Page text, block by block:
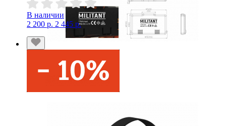
В наличии
2 200 р. 2 445 р.